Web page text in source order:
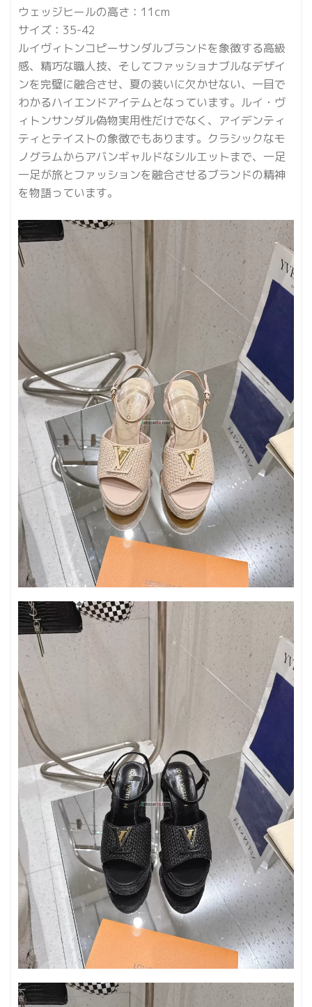
ウェッジヒールの高さ：11cm
サイズ：35-42
ルイヴィトンコピーサンダルブランドを象徴する高級
感、精巧な職人技、そしてファッショナブルなデザイ
ンを完璧に融合させ、夏の装いに欠かせない、一目で
わかるハイエンドアイテムとなっています。ルイ・ヴ
ィトンサンダル偽物実用性だけでなく、アイデンティ
ティとテイストの象徴でもあります。クラシックなモ
ノグラムからアバンギャルドなシルエットまで、一足
一足が旅とファッションを融合させるブランドの精神
を物語っています。